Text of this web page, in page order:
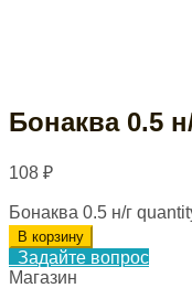
Бонаква 0.5
108 ₽
Бонаква 0.5 н/г
В корзину
Задайте вопрос
Магазин